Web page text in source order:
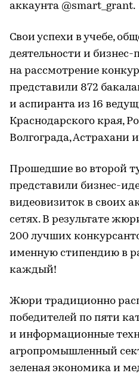
аккаунта @smart_grant.
Свои успехи в учебе,
деятельности и бизнес-
на рассмотрение
представили 872
и аспиранта из 16
Краснодарского края,
Волгограда, Астрахани
Прошедшие во второй
представили бизнес-
видеовизиток в своих
сетях. В результате
200 лучших
именную стипендию в
каждый!
Жюри традиционно
победителей по пяти
и информационные
агропромышленный
зеленая экономика и